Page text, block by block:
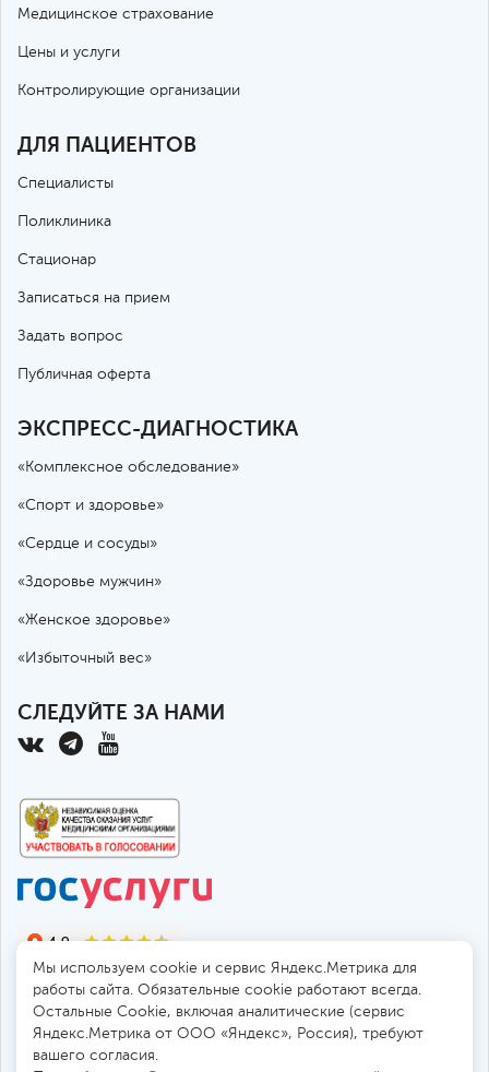
Медицинское страхование
Цены и услуги
Контролирующие организации
ДЛЯ ПАЦИЕНТОВ
Специалисты
Поликлиника
Стационар
Записаться на прием
Задать вопрос
Публичная оферта
ЭКСПРЕСС-ДИАГНОСТИКА
«Комплексное обследование»
«Спорт и здоровье»
«Сердце и сосуды»
«Здоровье мужчин»
«Женское здоровье»
«Избыточный вес»
СЛЕДУЙТЕ ЗА НАМИ
Мы используем cookie и сервис Яндекс.Метрика для
работы сайта. Обязательные cookie работают всегда.
Остальные Сookie, включая аналитические (сервис
Яндекс.Метрика от ООО «Яндекс», Россия), требуют
вашего согласия.